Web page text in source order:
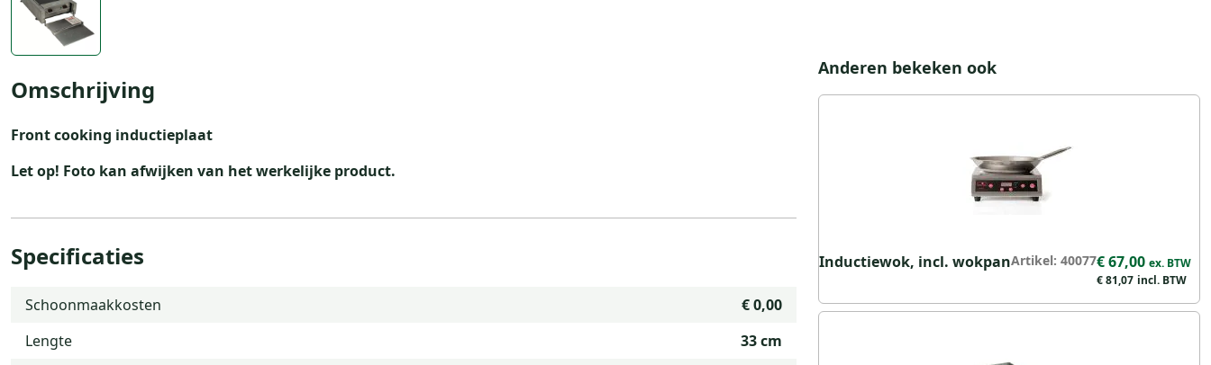
Omschrijving
Front cooking inductieplaat
Let op! Foto kan afwijken van het werkelijke product.
Specificaties
Schoonmaakkosten
€ 0,00
Lengte
33 cm
Anderen bekeken ook
Inductiewok, incl. wokpanArtikel: 40077
€ 81,07
€ 67,00